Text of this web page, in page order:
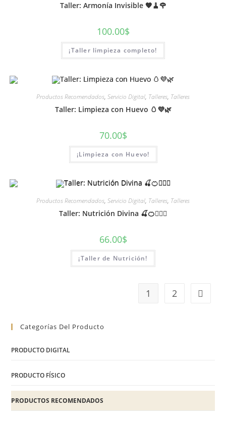
Taller: Armonía Invisible 🧡🧹🌹
100.00$
¡Taller limpieza completo!
Productos Recomendados, Servicio Digital, Talleres, Talleres
Taller: Limpieza con Huevo 🥚💜🌿
70.00$
¡Limpieza con Huevo!
Productos Recomendados, Servicio Digital, Talleres, Talleres
Taller: Nutrición Divina 🍒🍊🧘🏻‍♀️
66.00$
¡Taller de Nutrición!
1 2
Categorías Del Producto
PRODUCTO DIGITAL
PRODUCTO FÍSICO
PRODUCTOS RECOMENDADOS